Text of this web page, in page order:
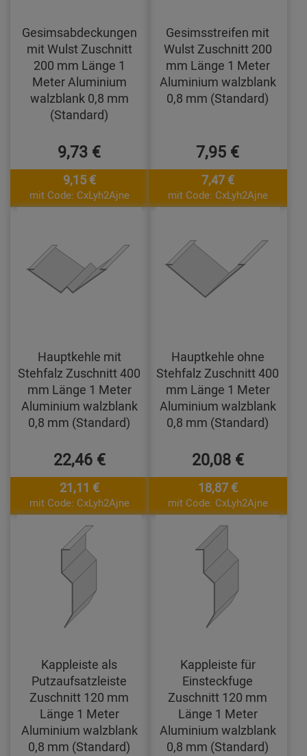
Gesimsabdeckungen
mit Wulst Zuschnitt
200 mm Länge 1
Meter Aluminium
walzblank 0,8 mm
(Standard)
9,73 €
9,15 €
mit Code: CxLyh2Ajne
Gesimsstreifen mit
Wulst Zuschnitt 200
mm Länge 1 Meter
Aluminium walzblank
0,8 mm (Standard)
7,95 €
7,47 €
mit Code: CxLyh2Ajne
Hauptkehle mit
Stehfalz Zuschnitt 400
mm Länge 1 Meter
Aluminium walzblank
0,8 mm (Standard)
22,46 €
21,11 €
mit Code: CxLyh2Ajne
Hauptkehle ohne
Stehfalz Zuschnitt 400
mm Länge 1 Meter
Aluminium walzblank
0,8 mm (Standard)
20,08 €
18,87 €
mit Code: CxLyh2Ajne
Kappleiste als
Putzaufsatzleiste
Zuschnitt 120 mm
Länge 1 Meter
Aluminium walzblank
0,8 mm (Standard)
Kappleiste für
Einsteckfuge
Zuschnitt 120 mm
Länge 1 Meter
Aluminium walzblank
0,8 mm (Standard)